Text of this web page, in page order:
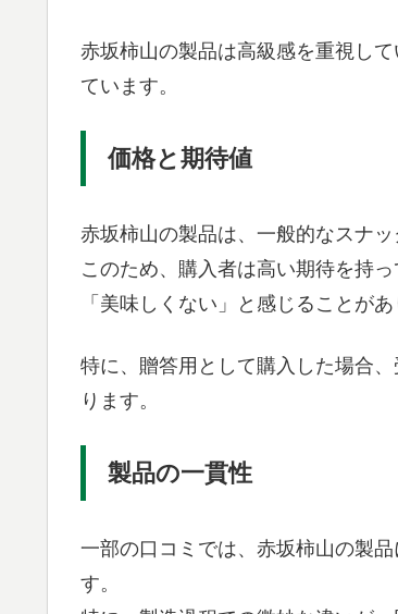
赤坂柿山の製品は高級感を重視し
ています。
価格と期待値
赤坂柿山の製品は、一般的なスナッ
このため、購入者は高い期待を持
「美味しくない」と感じることがあ
特に、贈答用として購入した場合
ります。
製品の一貫性
一部の口コミでは、赤坂柿山の製
す。